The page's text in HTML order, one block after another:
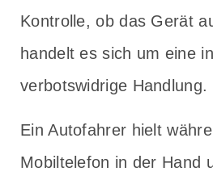
Kontrolle, ob das Gerät
handelt es sich um eine
verbotswidrige Handlung.
Ein Autofahrer hielt
Mobiltelefon in der Hand